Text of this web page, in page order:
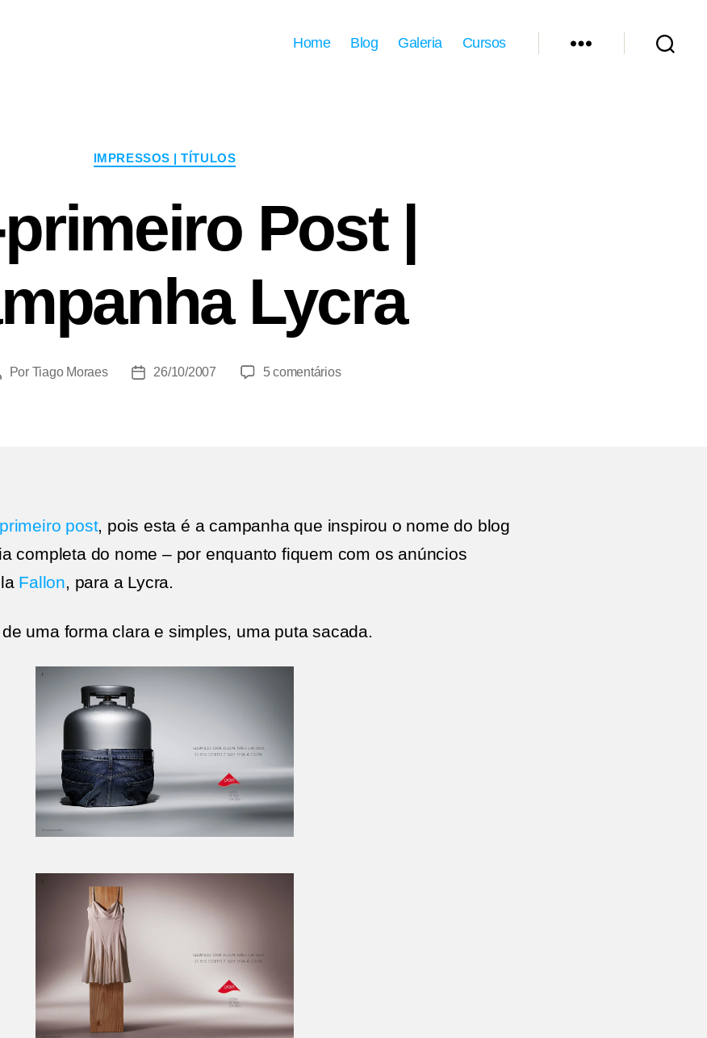
Home Blog Galeria Cursos
Categorias
IMPRESSOS | TÍTULOS
Post |
Lycra
Por Tiago Moraes
Data26/10/2007 5 comentáriosem
primeiro post, pois esta é a campanha que inspirou o nome do blog
completa do nome – por enquanto fiquem com os anúncios
Fallon, para a Lycra.
uma forma clara e simples, uma puta sacada.